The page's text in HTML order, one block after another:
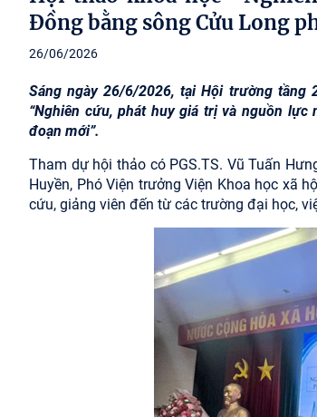
Đồng bằng sông Cửu Long
26/06/2026
Sáng ngày 26/6/2026, tại Hội trường tầng
“Nghiên cứu, phát huy giá trị và nguồn
đoạn mới”.
Tham dự hội thảo có PGS.TS. Vũ Tuấn
Huyền, Phó Viện trưởng Viện Khoa học xã
cứu, giảng viên đến từ các trường đại học,